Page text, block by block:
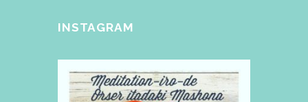
INSTAGRAM